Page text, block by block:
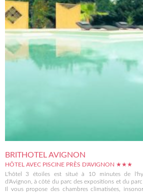
BRITHOTEL AVIGNON
HÔTEL AVEC PISCINE PRÈS D'AVIGNON ★★★
L'hôtel 3 étoiles est situé à 10 minutes de
d'Avignon, à côté du parc des expositions et du parc
Il vous propose des chambres climatisées,